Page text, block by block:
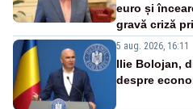
euro și
gravă criză
5 aug. 2026, 16:11
Ilie Bolojan,
despre